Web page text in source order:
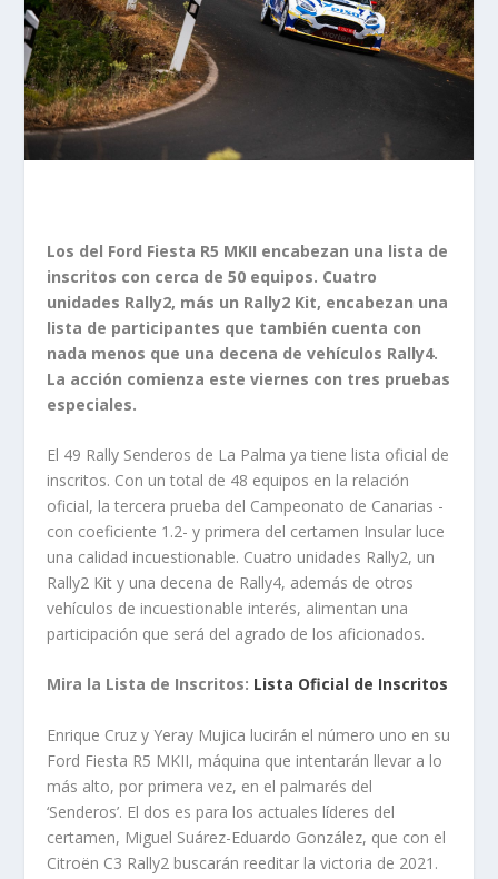
Los del Ford Fiesta R5 MKII encabezan una lista de
inscritos con cerca de 50 equipos. Cuatro
unidades Rally2, más un Rally2 Kit, encabezan una
lista de participantes que también cuenta con
nada menos que una decena de vehículos Rally4.
La acción comienza este viernes con tres pruebas
especiales.
El 49 Rally Senderos de La Palma ya tiene lista oficial de
inscritos. Con un total de 48 equipos en la relación
oficial, la tercera prueba del Campeonato de Canarias -
con coeficiente 1.2- y primera del certamen Insular luce
una calidad incuestionable. Cuatro unidades Rally2, un
Rally2 Kit y una decena de Rally4, además de otros
vehículos de incuestionable interés, alimentan una
participación que será del agrado de los aficionados.
Mira la Lista de Inscritos: Lista Oficial de Inscritos
Enrique Cruz y Yeray Mujica lucirán el número uno en su
Ford Fiesta R5 MKII, máquina que intentarán llevar a lo
más alto, por primera vez, en el palmarés del
‘Senderos’. El dos es para los actuales líderes del
certamen, Miguel Suárez-Eduardo González, que con el
Citroën C3 Rally2 buscarán reeditar la victoria de 2021.